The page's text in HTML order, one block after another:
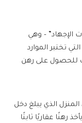
الإجهاد” – وهي
تختبر الموارد
للحصول على رهن
الذي يبلغ دخل
يأخذ رهنًا عقاريًا ثابتًا